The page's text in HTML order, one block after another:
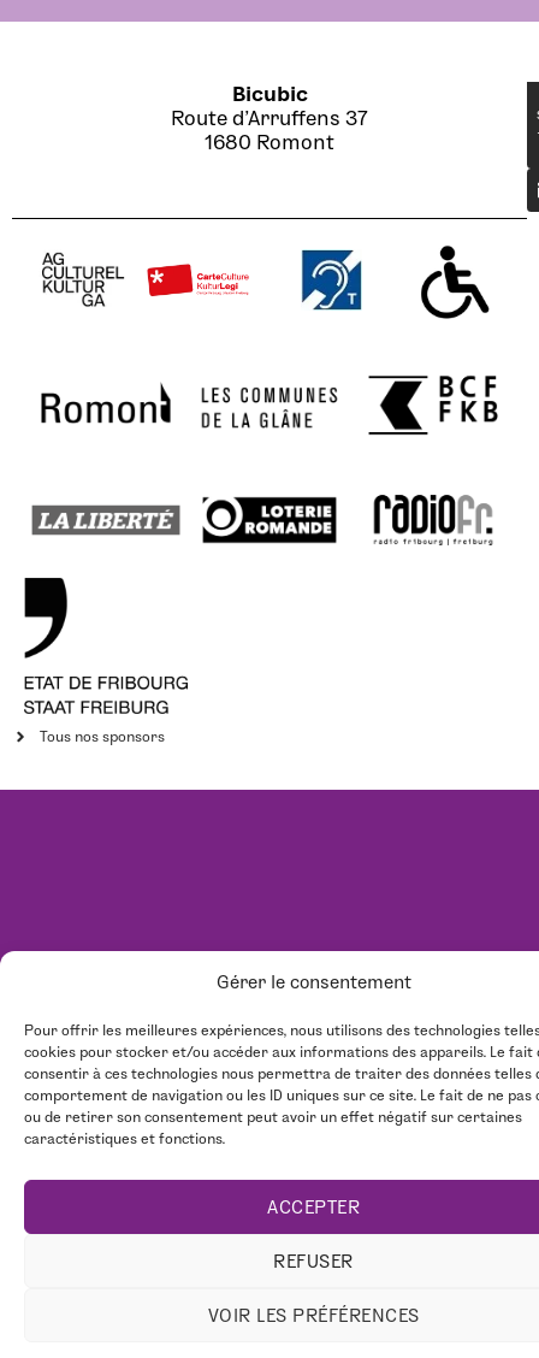
Gérer le consentement
Pour offrir les meilleures expériences, nous utilisons des technologies
cookies pour stocker et/ou accéder aux informations des appareils. Le fait
consentir à ces technologies nous permettra de traiter des données telles
comportement de navigation ou les ID uniques sur ce site. Le fait de ne pas
ou de retirer son consentement peut avoir un effet négatif sur certaines
caractéristiques et fonctions.
ACCEPTER
REFUSER
VOIR LES PRÉFÉRENCES
Bicubic
Route d’Arruffens 37
1680 Romont
Tous nos sponsors